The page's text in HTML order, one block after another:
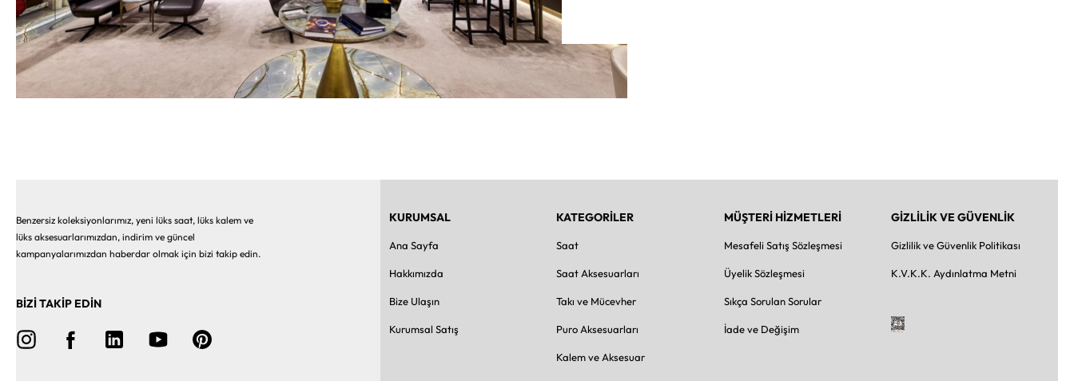
Benzersiz koleksiyonlarımız, yeni lüks saat, lüks kalem ve
lüks aksesuarlarımızdan, indirim ve güncel
kampanyalarımızdan haberdar olmak için bizi takip edin.
BİZİ TAKİP EDİN
KURUMSAL
Ana Sayfa
Hakkımızda
Bize Ulaşın
Kurumsal Satış
KATEGORİLER
Saat
Saat Aksesuarları
Takı ve Mücevher
Puro Aksesuarları
Kalem ve Aksesuar
MÜŞTERİ HİZMETLERİ
Mesafeli Satış Sözleşmesi
Üyelik Sözleşmesi
Sıkça Sorulan Sorular
İade ve Değişim
GİZLİLİK VE GÜVENLİK
Gizlilik ve Güvenlik Politikası
K.V.K.K. Aydınlatma Metni